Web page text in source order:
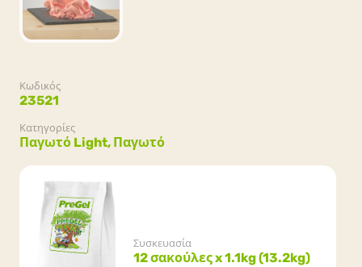
Κωδικός
23521
Κατηγορίες
Παγωτό Light, Παγωτό
Συσκευασία
12 σακούλες x 1.1kg (13.2kg)